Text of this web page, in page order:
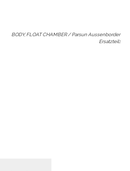
BODY, FLOAT CHAMBER / Parsun Aussenborder
Ersatzteil: